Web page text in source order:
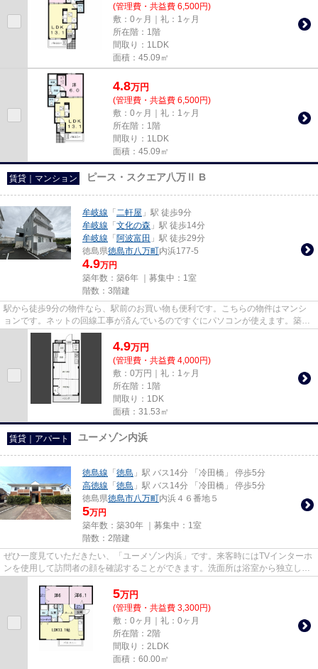
(管理費・共益費 6,500円)
敷：0ヶ月｜礼：1ヶ月
所在階：1階
間取り：1LDK
面積：45.09㎡
4.8万円
(管理費・共益費 6,500円)
敷：0ヶ月｜礼：1ヶ月
所在階：1階
間取り：1LDK
面積：45.09㎡
賃貸｜マンション ピース・スクエア八万Ⅱ B
牟岐線 「 二軒屋 」駅 徒歩9分
牟岐線 「 文化の森 」駅 徒歩14分
牟岐線 「 阿波富田 」駅 徒歩29分
徳島県徳島市八万町内浜177-5
4.9万円
築年数：築6年 ｜募集中： 1室
階数：3階建
駅から徒歩9分の物件なら、駅前のお買い物も便利です。こちらの物件はマンシ
ョンです。ネットの回線工事が済んでいるのですぐにパソコンが使えます。築6
年の物件で充実した毎日を過ご...
4.9万円
(管理費・共益費 4,000円)
敷：0万円｜礼：1ヶ月
所在階：1階
間取り：1DK
面積：31.53㎡
賃貸｜アパート ユーメゾン内浜
徳島線 「 徳島 」駅 バス14分 「冷田橋」 停歩5分
高徳線 「 徳島 」駅 バス14分 「冷田橋」 停歩5分
徳島県徳島市八万町内浜４６番地５
5万円
築年数：築30年 ｜募集中： 1室
階数：2階建
ぜひ一度見ていただきたい、「ユーメゾン内浜」です。来客時にはTVインターホ
ンを使用して訪問者の顔を確認することができます。洗面所は浴室から独立して
5万円
(管理費・共益費 3,300円)
敷：0ヶ月｜礼：0ヶ月
所在階：2階
間取り：2LDK
面積：60.00㎡